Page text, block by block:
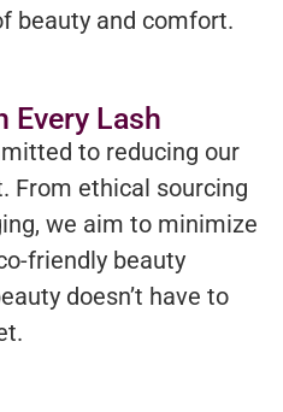
beauty and comfort.
Every Lash
to reducing our
From ethical sourcing
we aim to minimize
friendly beauty
doesn’t have to